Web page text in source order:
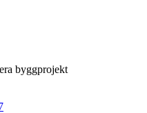
byggprojekt